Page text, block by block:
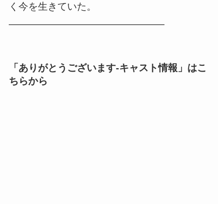
く今を生きていた。
————————————————
「 ありがとうございます-キャスト情報 」はこ
ちらから